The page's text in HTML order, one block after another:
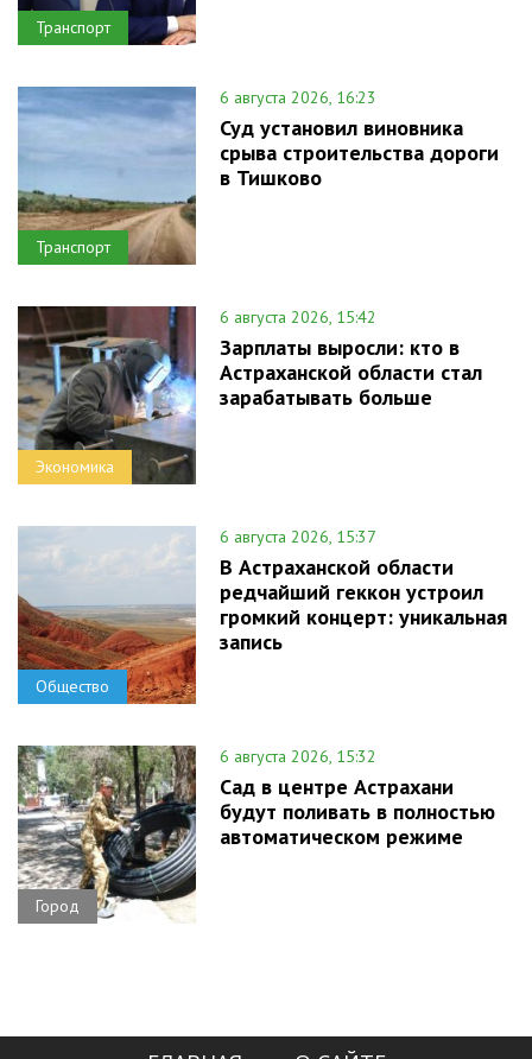
Транспорт
Транспорт
6 августа 2026, 16:23
Суд установил виновника
срыва строительства дороги
в Тишково
Экономика
6 августа 2026, 15:42
Зарплаты выросли: кто в
Астраханской области стал
зарабатывать больше
Общество
6 августа 2026, 15:37
В Астраханской области
редчайший геккон устроил
громкий концерт: уникальная
запись
Город
6 августа 2026, 15:32
Сад в центре Астрахани
будут поливать в полностью
автоматическом режиме